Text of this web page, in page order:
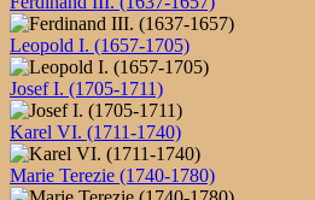
Leopold I. (1657-1705)
Josef I. (1705-1711)
Karel VI. (1711-1740)
Marie Terezie (1740-1780)